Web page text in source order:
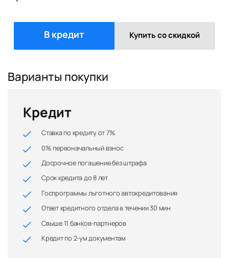
В кредит Купить со скидкой
Варианты покупки
Кредит
Ставка по кредиту от 7%
0% первоначальный взнос
Досрочное погашение без штрафа
Срок кредита до 8 лет
Госпрограммы льготного автокредитования
Ответ кредитного отдела в течении 30 мин
Свыше 11 банков-партнеров
Кредит по 2-ум документам